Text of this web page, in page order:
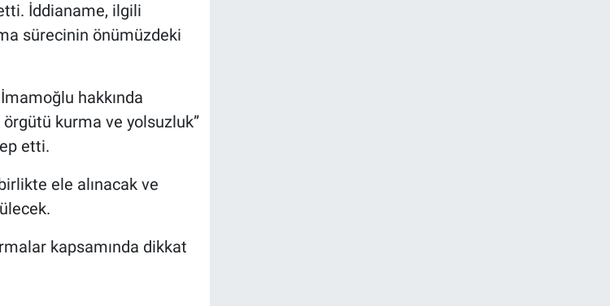
İddianame, ilgili
sürecinin önümüzdeki
hakkında
örgütü kurma ve yolsuzluk”
etti.
ele alınacak ve
kapsamında dikkat